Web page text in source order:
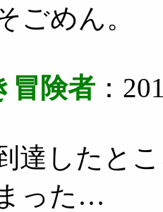
ごめん。
冒険者 ：
達したと
った…